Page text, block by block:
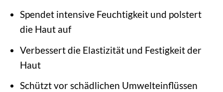
Spendet intensive Feuchtigkeit und polstert
die Haut auf
Verbessert die Elastizität und Festigkeit der
Haut
Schützt vor schädlichen Umwelteinflüssen